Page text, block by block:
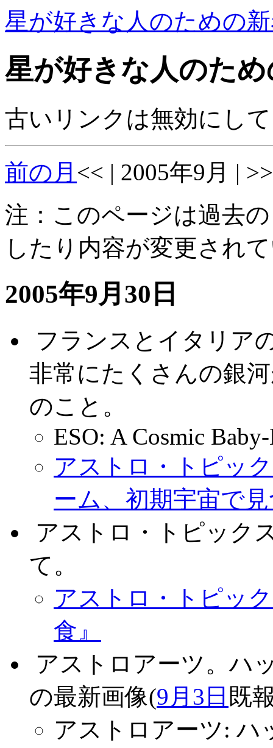
星が好きな人のための
星が好きな人のた
古いリンクは無効にし
前の月 << | 2005年9月 | >>
注：このページは過去
したり内容が変更され
2005年9月30日
フランスとイタリア
非常にたくさんの銀
のこと。
ESO: A Cosmic
アストロ・トピッ
ーム、初期宇宙で
アストロ・トピック
て。
アストロ・トピッ
食』
アストロアーツ。ハ
の最新画像(9月3日 既
アストロアーツ: ハ